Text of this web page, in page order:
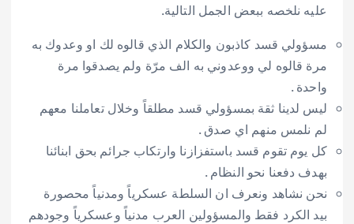
عليه نلخصه ببعض الجمل التالية.
مسؤولي قسد كاذبون والكلام الذي قالوه لك او وعدوك به
مرة قالوه لي ووعدوني به الف مرّة ولم يصدقوا مرة
واحدة .
ليس لدينا ثقة بمسؤولي قسد مطلقاً وخلال تعاملنا معهم
لم نلمس منهم اي صدق .
كل يوم تقوم قسد باستفزازنا وارتكاب جرائم بحق ابنائنا
بهدف دفعنا نحو النظام .
نحن نشاهد ونعرف ان السلطة عسكرياً ومدنياً محصورة
بيد الكرد فقط والمسؤولين العرب مدنياً وعسكرياً وجودهم